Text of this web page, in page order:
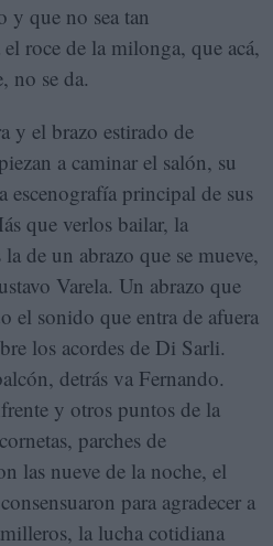
y que no sea tan
roce de la milonga, que acá,
no se da.
y el brazo estirado de
a caminar el salón, su
principal de sus
que verlos bailar, la
de un abrazo que se mueve,
Varela. Un abrazo que
el sonido que entra de afuera
los acordes de Di Sarli.
detrás va Fernando.
y otros puntos de la
parches de
las nueve de la noche, el
para agradecer a
la lucha cotidiana